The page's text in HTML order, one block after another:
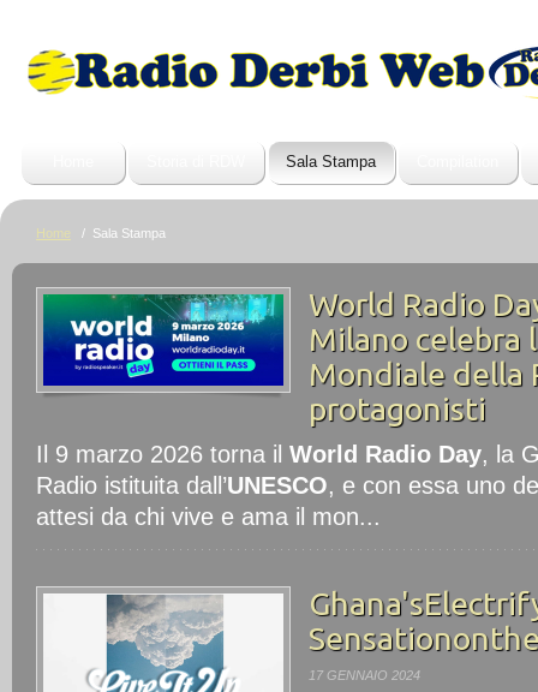
Sala Stampa
Home / Sala Stampa
World Radio
Milano celebra
Mondiale della
protagonisti
Il 9 marzo 2026 torna il World Radio Day, la
Radio istituita dall’UNESCO, e con essa uno
attesi da chi vive e ama il mon...
17 GENNAIO 2024